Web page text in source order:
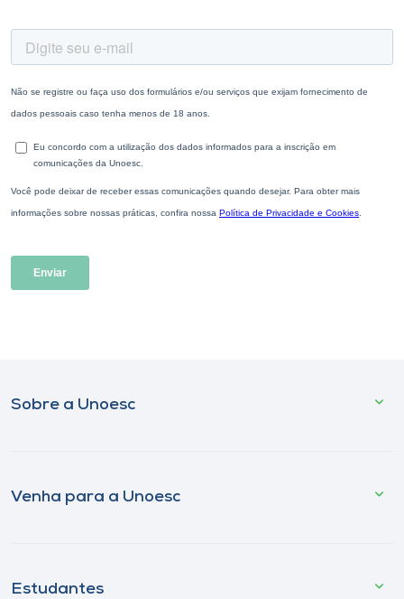
Sobre a Unoesc
Venha para a Unoesc
Estudantes